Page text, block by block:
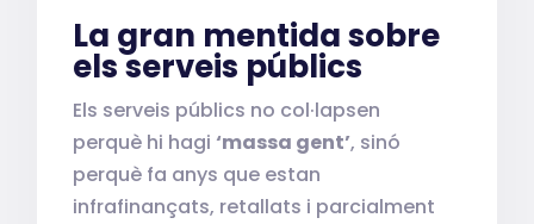
La gran mentida sobre
els serveis públics
Els serveis públics no col·lapsen
perquè hi hagi ‘massa gent’, sinó
perquè fa anys que estan
infrafinançats, retallats i parcialment